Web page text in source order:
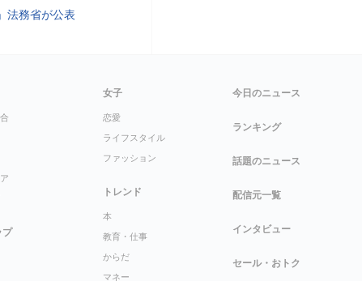
法務省が公表
プ
女子
恋愛
ライフスタイル
ファッション
トレンド
本
教育・仕事
からだ
マネー
今日のニュース
ランキング
話題のニュース
配信元一覧
インタビュー
セール・おトク